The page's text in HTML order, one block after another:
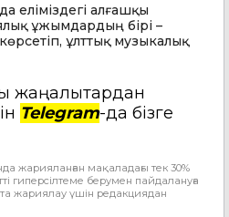
еліміздегі алғашқы
ұжымдардың бірі –
ұлттық музыкалық
жаңалықтардан
Telegram-да бізге
жарияланған мақаладағы тек 30%
гиперсілтеме берумен пайдалануға
жариялау үшін редакциядан